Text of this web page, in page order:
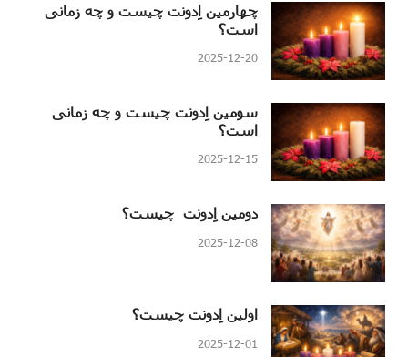
چهارمین اِدونت چیست و چه زمانی
است؟
2025-12-20
سومین اِدونت چیست و چه زمانی
است؟
2025-12-15
دومین اِدونت چیست؟
2025-12-08
اولین اِدونت چیست؟
2025-12-01